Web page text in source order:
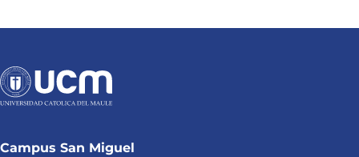
Campus San Miguel